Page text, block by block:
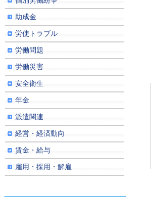
助成金
労使トラブル
労働問題
労働災害
安全衛生
年金
派遣関連
経営・経済動向
賃金・給与
雇用・採用・解雇